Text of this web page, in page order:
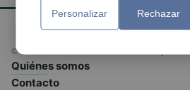
© El Meridiano L'Horta 2026 - Valencia - España
Quiénes somos
Contacto
Personalizar Rechazar